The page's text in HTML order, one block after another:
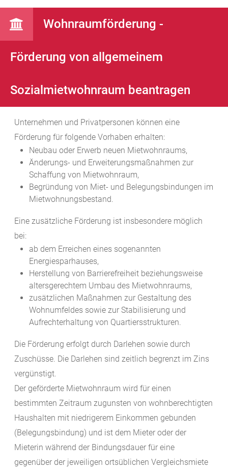
Wohnraumförderung -
Förderung von allgemeinem
Sozialmietwohnraum beantragen
Unternehmen und Privatpersonen können eine
Förderung für folgende Vorhaben erhalten:
Neubau oder Erwerb neuen Mietwohnraums,
Änderungs- und Erweiterungsmaßnahmen zur
Schaffung von Mietwohnraum,
Begründung von Miet- und Belegungsbindungen im
Mietwohnungsbestand.
Eine zusätzliche Förderung ist insbesondere möglich
bei:
ab dem Erreichen eines sogenannten
Energiesparhauses,
Herstellung von Barrierefreiheit beziehungsweise
altersgerechtem Umbau des Mietwohnraums,
zusätzlichen Maßnahmen zur Gestaltung des
Wohnumfeldes sowie zur Stabilisierung und
Aufrechterhaltung von Quartiersstrukturen.
Die Förderung erfolgt durch Darlehen sowie durch
Zuschüsse. Die Darlehen sind zeitlich begrenzt im Zins
vergünstigt.
Der geförderte Mietwohnraum wird für einen
bestimmten Zeitraum zugunsten von wohnberechtigten
Haushalten mit niedrigerem Einkommen gebunden
(Belegungsbindung) und ist dem Mieter oder der
Mieterin während der Bindungsdauer für eine
gegenüber der jeweiligen ortsüblichen Vergleichsmiete